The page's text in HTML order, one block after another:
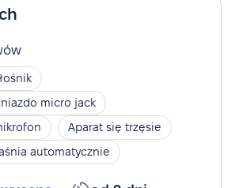
micro jack
Aparat się trzęsie
automatycznie